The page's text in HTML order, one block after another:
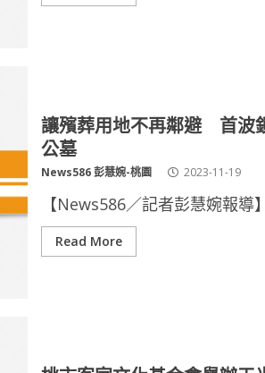
讓殯葬用地不再鄰避 首波
公墓
News586 彭慧婉-桃園 2023-11-19
【News586／記者彭慧婉報導
Read More